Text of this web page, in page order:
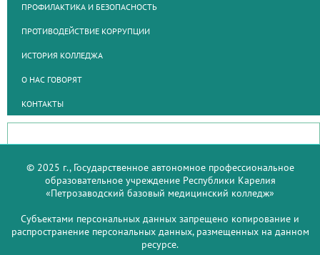
ПРОФИЛАКТИКА И БЕЗОПАСНОСТЬ
ПРОТИВОДЕЙСТВИЕ КОРРУПЦИИ
ИСТОРИЯ КОЛЛЕДЖА
О НАС ГОВОРЯТ
КОНТАКТЫ
© 2025 г., Государственное автономное профессиональное
образовательное учреждение Республики Карелия
«Петрозаводский базовый медицинский колледж»
Субъектами персональных данных запрещено копирование и
распространение персональных данных, размещенных на данном
ресурсе.